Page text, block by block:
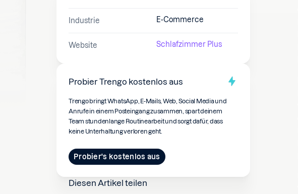
Industrie E-Commerce
Website Schlafzimmer Plus
Probier Trengo kostenlos aus
Trengo bringt WhatsApp, E-Mails, Web, Social Media und
Anrufe in einem Posteingang zusammen, spart deinem
Team stundenlange Routinearbeit und sorgt dafür, dass
keine Unterhaltung verloren geht.
Probier's kostenlos aus
Diesen Artikel teilen